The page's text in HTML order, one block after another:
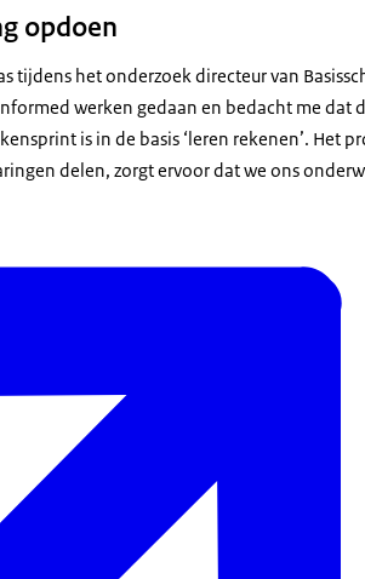
opdoen
tijdens het onderzoek directeur van
werken gedaan en bedacht me
is in de basis ‘leren rekenen’.
delen, zorgt ervoor dat we ons